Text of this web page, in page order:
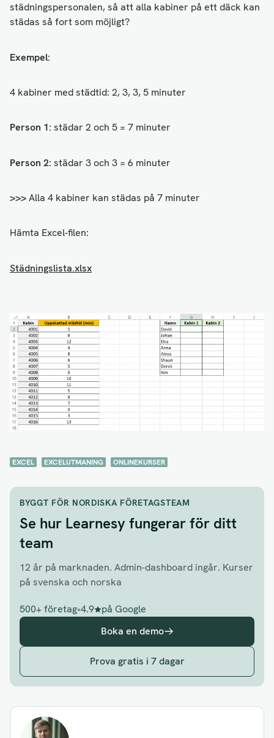
städningspersonalen, så att alla kabiner på ett däck kan
städas så fort som möjligt?
Exempel:
4 kabiner med städtid: 2, 3, 3, 5 minuter
Person 1: städar 2 och 5 = 7 minuter
Person 2: städar 3 och 3 = 6 minuter
>>>Alla 4 kabiner kan städas på 7 minuter
Hämta Excel-filen:
Städningslista.xlsx
EXCEL EXCELUTMANING ONLINEKURSER
BYGGT FÖR NORDISKA FÖRETAGSTEAM
Se hur Learnesy fungerar för ditt
team
12 år på marknaden. Admin-dashboard ingår. Kurser
på svenska och norska
500+ företag•4.9
på Google
Boka en demo
Prova gratis i 7 dagar